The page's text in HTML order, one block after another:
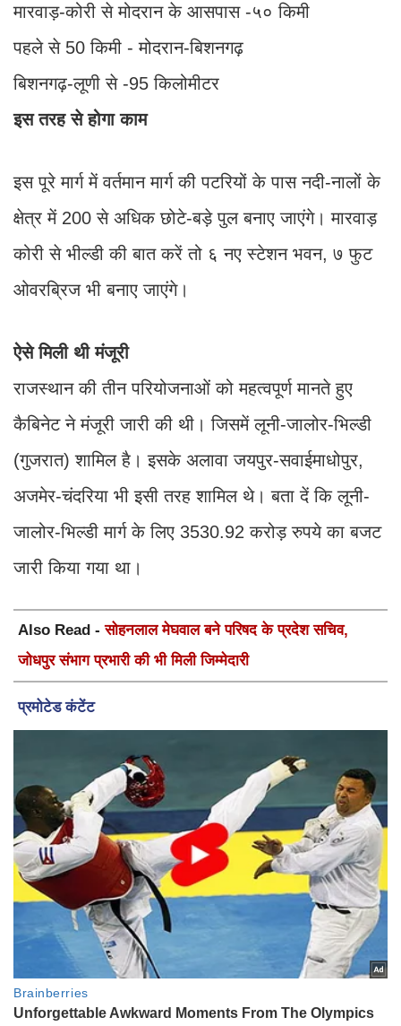
मारवाड़-कोरी से मोदरान के आसपास -५० किमी
पहले से 50 किमी - मोदरान-बिशनगढ़
बिशनगढ़-लूणी से -95 किलोमीटर
इस तरह से होगा काम
इस पूरे मार्ग में वर्तमान मार्ग की पटरियों के पास नदी-नालों के
क्षेत्र में 200 से अधिक छोटे-बड़े पुल बनाए जाएंगे। मारवाड़
कोरी से भील्डी की बात करें तो ६ नए स्टेशन भवन, ७ फुट
ओवरब्रिज भी बनाए जाएंगे।
ऐसे मिली थी मंजूरी
राजस्थान की तीन परियोजनाओं को महत्वपूर्ण मानते हुए
कैबिनेट ने मंजूरी जारी की थी। जिसमें लूनी-जालोर-भिल्डी
(गुजरात) शामिल है। इसके अलावा जयपुर-सवाईमाधोपुर,
अजमेर-चंदरिया भी इसी तरह शामिल थे। बता दें कि लूनी-
जालोर-भिल्डी मार्ग के लिए 3530.92 करोड़ रुपये का बजट
जारी किया गया था।
Also Read -सोहनलाल मेघवाल बने परिषद के प्रदेश सचिव,
जोधपुर संभाग प्रभारी की भी मिली जिम्मेदारी